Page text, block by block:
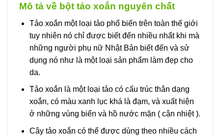
Mô tả về bột tảo xoắn nguyên chất
Tảo xoắn một loại tảo phổ biến trên toàn thế giới
tuy nhiên nó chỉ được biết đến nhiều nhất khi mà
những người phụ nữ Nhật Bản biết đến và sử
dụng nó như là một loại sản phẩm làm đẹp cho
da.
Tảo xoắn là một loại tảo có cấu trúc thân dạng
xoắn, có màu xanh lục khá là đạm, và xuất hiện
ở những vùng biển và hồ nước mặn ( cận nhiệt ).
Cây tảo xoắn có thể được dùng theo nhiều cách